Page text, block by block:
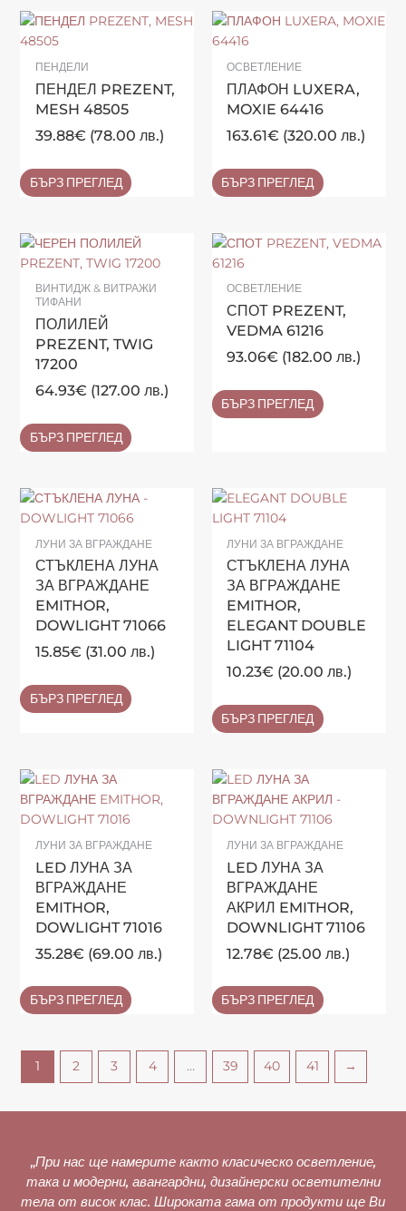
ПЕНДЕЛИ
ПЕНДЕЛ PREZENT,
MESH 48505
39.88€ (78.00 лв.)
БЪРЗ ПРЕГЛЕД
ОСВЕТЛЕНИЕ
ПЛАФОН LUXERA,
MOXIE 64416
163.61€ (320.00 лв.)
БЪРЗ ПРЕГЛЕД
ВИНТИДЖ & ВИТРАЖИ
ТИФАНИ
ПОЛИЛЕЙ
PREZENT, TWIG
17200
64.93€ (127.00 лв.)
БЪРЗ ПРЕГЛЕД
ОСВЕТЛЕНИЕ
СПОТ PREZENT,
VEDMA 61216
93.06€ (182.00 лв.)
БЪРЗ ПРЕГЛЕД
ЛУНИ ЗА ВГРАЖДАНЕ
СТЪКЛЕНА ЛУНА
ЗА ВГРАЖДАНЕ
EMITHOR,
DOWLIGHT 71066
15.85€ (31.00 лв.)
БЪРЗ ПРЕГЛЕД
ЛУНИ ЗА ВГРАЖДАНЕ
СТЪКЛЕНА ЛУНА
ЗА ВГРАЖДАНЕ
EMITHOR,
ELEGANT DOUBLE
LIGHT 71104
10.23€ (20.00 лв.)
БЪРЗ ПРЕГЛЕД
ЛУНИ ЗА ВГРАЖДАНЕ
LED ЛУНА ЗА
ВГРАЖДАНЕ
EMITHOR,
DOWLIGHT 71016
35.28€ (69.00 лв.)
БЪРЗ ПРЕГЛЕД
ЛУНИ ЗА ВГРАЖДАНЕ
LED ЛУНА ЗА
ВГРАЖДАНЕ
АКРИЛ EMITHOR,
DOWNLIGHT 71106
12.78€ (25.00 лв.)
БЪРЗ ПРЕГЛЕД
1 2 3 4 … 39 40 41 →
„При нас ще намерите както класическо осветление,
така и модерни, авангардни, дизайнерски осветителни
тела от висок клас. Широката гама от продукти ще Ви